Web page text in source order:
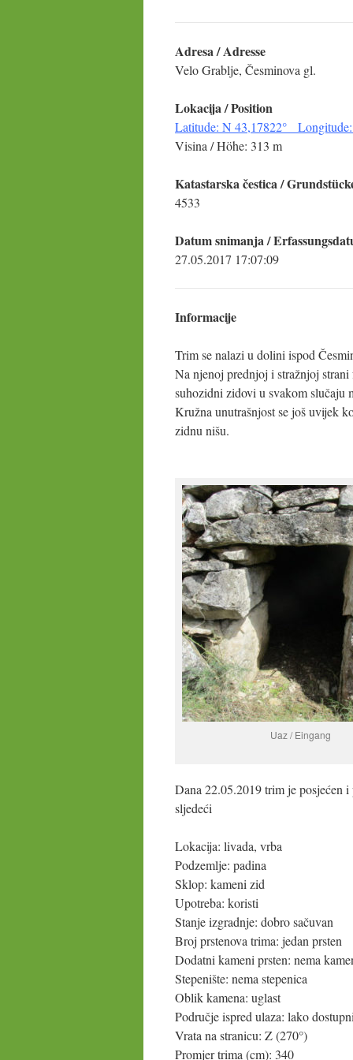
Adresa / Adresse
Velo Grablje, Česminova gl.
Lokacija / Position
Latitude: N 43,17822° Longitude:
Visina / Höhe: 313 m
Katastarska čestica /
4533
Datum snimanja /
27.05.2017 17:07:09
Informacije
Trim se nalazi u dolini ispod
Na njenoj prednjoj i stražnjoj
suhozidni zidovi u svakom slučaju
Kružna unutrašnjost se još uvijek
zidnu nišu.
Uaz / Eingang
Dana 22.05.2019 trim je posjećen i
sljedeći
Lokacija: livada, vrba
Podzemlje: padina
Sklop: kameni zid
Upotreba: koristi
Stanje izgradnje: dobro sačuvan
Broj prstenova trima: jedan prsten
Dodatni kameni prsten: nema
Stepenište: nema stepenica
Oblik kamena: uglast
Područje ispred ulaza: lako
Vrata na stranicu: Z (270°)
Promjer trima (cm): 340